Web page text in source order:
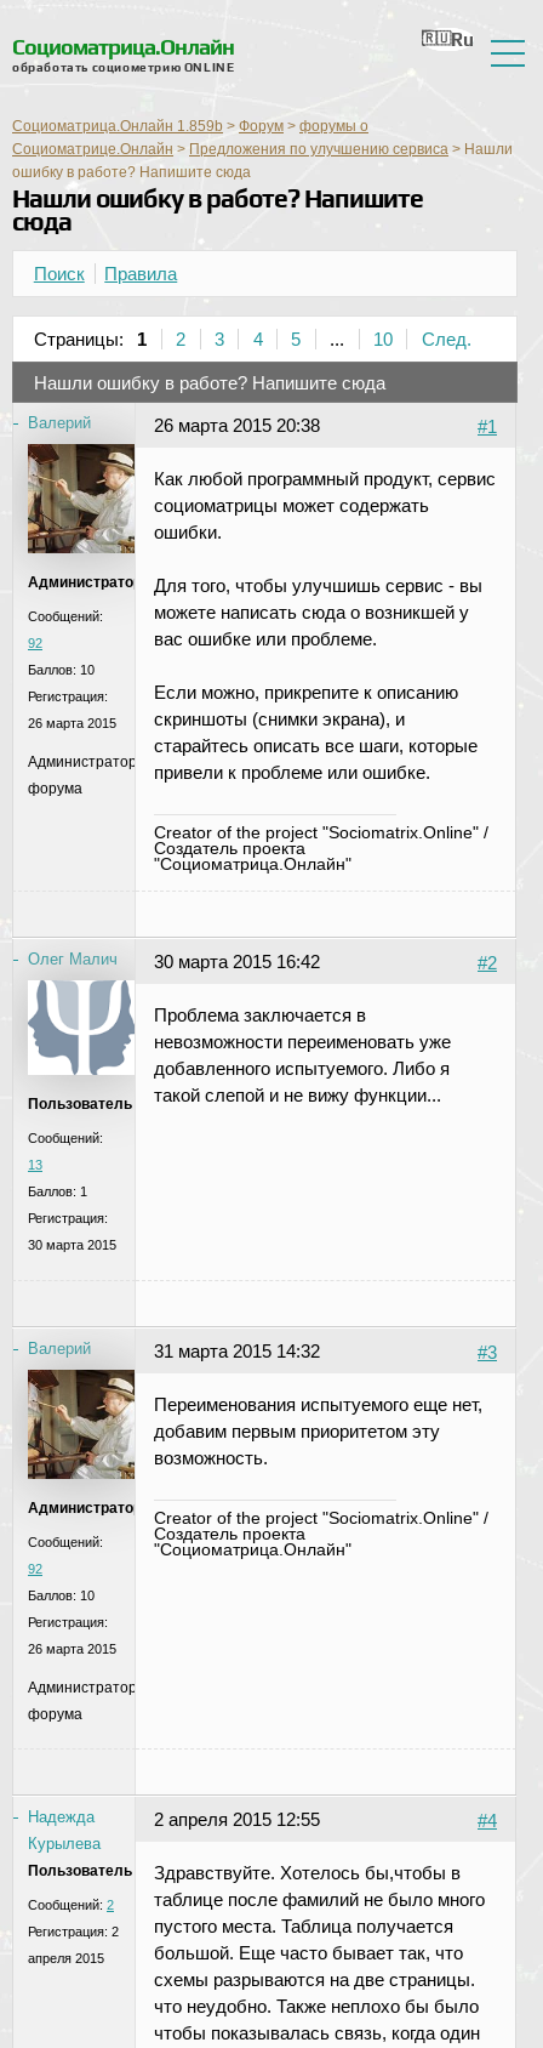
Социоматрица.Онлайн
обработать социометрию ONLINE
Отзывы
Справка
Новости
Контактная информация
Ru
En
Ua
Ro
Nl
Социоматрица.Онлайн 1.859b > Форум > форумы о
Социоматрице.Онлайн > Предложения по улучшению сервиса > Нашли
ошибку в работе? Напишите сюда
Нашли ошибку в работе? Напишите
сюда
Поиск Правила
Страницы: 1 2 3 4 5 ... 10 След.
Нашли ошибку в работе? Напишите сюда
Валерий
Администратор
Сообщений:
92
Баллов: 10
Регистрация:
26 марта 2015
Администратор
форума
#1
26 марта 2015 20:38
Как любой программный продукт, сервис
социоматрицы может содержать
ошибки.
Для того, чтобы улучшишь сервис - вы
можете написать сюда о возникшей у
вас ошибке или проблеме.
Если можно, прикрепите к описанию
скриншоты (снимки экрана), и
старайтесь описать все шаги, которые
привели к проблеме или ошибке.
Creator of the project "Sociomatrix.Online" /
Создатель проекта
"Социоматрица.Онлайн"
Олег Малич
Пользователь
Сообщений:
13
Баллов: 1
Регистрация:
30 марта 2015
#2
30 марта 2015 16:42
Проблема заключается в
невозможности переименовать уже
добавленного испытуемого. Либо я
такой слепой и не вижу функции...
Валерий
Администратор
Сообщений:
92
Баллов: 10
Регистрация:
26 марта 2015
Администратор
форума
#3
31 марта 2015 14:32
Переименования испытуемого еще нет,
добавим первым приоритетом эту
возможность.
Creator of the project "Sociomatrix.Online" /
Создатель проекта
"Социоматрица.Онлайн"
Надежда
Курылева
Пользователь
Сообщений: 2
Регистрация: 2
апреля 2015
#4
2 апреля 2015 12:55
Здравствуйте. Хотелось бы,чтобы в
таблице после фамилий не было много
пустого места. Таблица получается
большой. Еще часто бывает так, что
схемы разрываются на две страницы.
что неудобно. Также неплохо бы было
чтобы показывалась связь, когда один